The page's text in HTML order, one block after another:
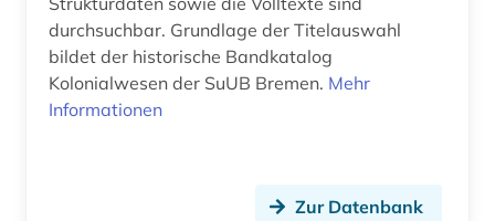
durchsuchbar. Grundlage der Titelauswahl
bildet der historische Bandkatalog
Kolonialwesen der SuUB Bremen. Mehr
Informationen
Zur Datenbank